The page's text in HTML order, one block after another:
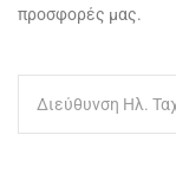
προσφορές μας.